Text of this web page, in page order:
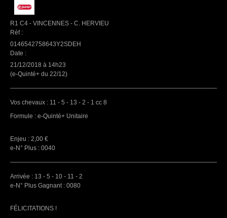
R1 C4 - VINCENNES - C. HERVIEU
Réf :
0146542758643Y2SDEH
Date :
21/12/2018 à 14h23
(e-Quinté+ du 22/12)
Vos chevaux : 11 - 5 - 13 - 2 - 1 cc 8
Formule : e-Quinté+ Unitaire
Enjeu : 2,00 €
e-N° Plus : 0040
Arrivée : 13 - 5 - 10 - 11 - 2
e-N° Plus Gagnant : 0080
FÉLICITATIONS !